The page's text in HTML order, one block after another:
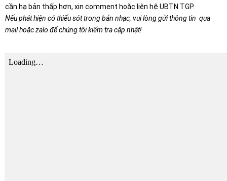
cần hạ bản thấp hơn, xin comment hoặc liên hệ UBTN TGP.
Nếu phát hiện có thiếu sót trong bản nhạc, vui lòng gửi thông tin qua
mail hoặc zalo để chúng tôi kiểm tra cập nhật!